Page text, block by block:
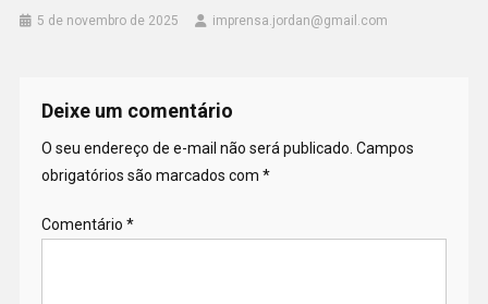
5 de novembro de 2025 imprensa.jordan@gmail.com
Deixe um comentário
O seu endereço de e-mail não será publicado. Campos
obrigatórios são marcados com *
Comentário *